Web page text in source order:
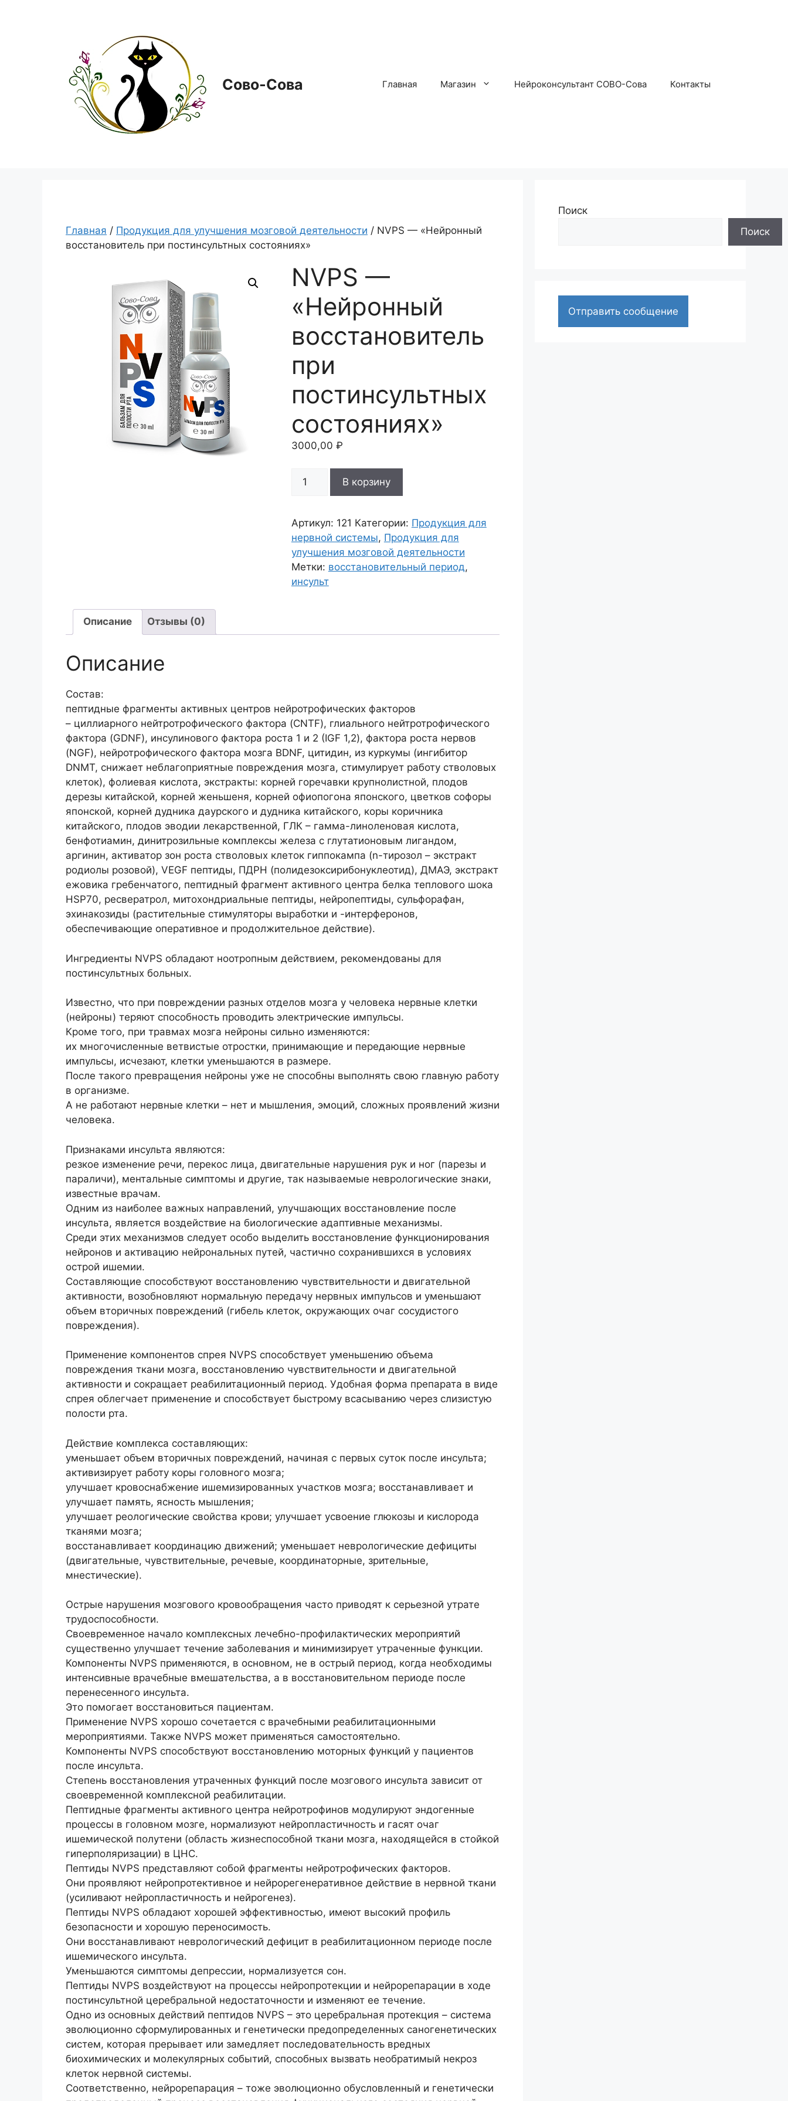
Сово-Сова Главная Магазин Нейроконсультант СОВО-Сова Контакты
Главная / Продукция для улучшения мозговой деятельности / NVPS — «Нейронный
восстановитель при постинсультных состояниях»
NVPS —
«Нейронный
восстановитель
при
постинсультных
состояниях»
3000,00 ₽
товара
—
«Нейронный
восстановитель
при
постинсультных
В корзину
e
r
n
a
:
Артикул: 121 Категории: Продукция для
нервной системы, Продукция для
улучшения мозговой деятельности
Метки: восстановительный период,
инсульт
Описание Отзывы (0)
Описание
Состав:
пептидные фрагменты активных центров нейротрофических факторов
– циллиарного нейтротрофического фактора (CNTF), глиального нейтротрофического
фактора (GDNF), инсулинового фактора роста 1 и 2 (IGF 1,2), фактора роста нервов
(NGF), нейротрофического фактора мозга BDNF, цитидин, из куркумы (ингибитор
DNMT, снижает неблагоприятные повреждения мозга, стимулирует работу стволовых
клеток), фолиевая кислота, экстракты: корней горечавки крупнолистной, плодов
дерезы китайской, корней женьшеня, корней офиопогона японского, цветков софоры
японской, корней дудника даурского и дудника китайского, коры коричника
китайского, плодов эводии лекарственной, ГЛК – гамма-линоленовая кислота,
бенфотиамин, динитрозильные комплексы железа с глутатионовым лигандом,
аргинин, активатор зон роста стволовых клеток гиппокампа (n-тирозол – экстракт
родиолы розовой), VEGF пептиды, ПДРН (полидезоксирибонуклеотид), ДМАЭ, экстракт
ежовика гребенчатого, пептидный фрагмент активного центра белка теплового шока
HSP70, ресвератрол, митохондриальные пептиды, нейропептиды, сульфорафан,
эхинакозиды (растительные стимуляторы выработки и -интерферонов,
обеспечивающие оперативное и продолжительное действие).
Ингредиенты NVPS обладают ноотропным действием, рекомендованы для
постинсультных больных.
Известно, что при повреждении разных отделов мозга у человека нервные клетки
(нейроны) теряют способность проводить электрические импульсы.
Кроме того, при травмах мозга нейроны сильно изменяются:
их многочисленные ветвистые отростки, принимающие и передающие нервные
импульсы, исчезают, клетки уменьшаются в размере.
После такого превращения нейроны уже не способны выполнять свою главную работу
в организме.
А не работают нервные клетки – нет и мышления, эмоций, сложных проявлений жизни
человека.
Признаками инсульта являются:
резкое изменение речи, перекос лица, двигательные нарушения рук и ног (парезы и
параличи), ментальные симптомы и другие, так называемые неврологические знаки,
известные врачам.
Одним из наиболее важных направлений, улучшающих восстановление после
инсульта, является воздействие на биологические адаптивные механизмы.
Среди этих механизмов следует особо выделить восстановление функционирования
нейронов и активацию нейрональных путей, частично сохранившихся в условиях
острой ишемии.
Составляющие способствуют восстановлению чувствительности и двигательной
активности, возобновляют нормальную передачу нервных импульсов и уменьшают
объем вторичных повреждений (гибель клеток, окружающих очаг сосудистого
повреждения).
Применение компонентов спрея NVPS способствует уменьшению объема
повреждения ткани мозга, восстановлению чувствительности и двигательной
активности и сокращает реабилитационный период. Удобная форма препарата в виде
спрея облегчает применение и способствует быстрому всасыванию через слизистую
полости рта.
Действие комплекса составляющих:
уменьшает объем вторичных повреждений, начиная с первых суток после инсульта;
активизирует работу коры головного мозга;
улучшает кровоснабжение ишемизированных участков мозга; восстанавливает и
улучшает память, ясность мышления;
улучшает реологические свойства крови; улучшает усвоение глюкозы и кислорода
тканями мозга;
восстанавливает координацию движений; уменьшает неврологические дефициты
(двигательные, чувствительные, речевые, координаторные, зрительные,
мнестические).
Острые нарушения мозгового кровообращения часто приводят к серьезной утрате
трудоспособности.
Своевременное начало комплексных лечебно-профилактических мероприятий
существенно улучшает течение заболевания и минимизирует утраченные функции.
Компоненты NVPS применяются, в основном, не в острый период, когда необходимы
интенсивные врачебные вмешательства, а в восстановительном периоде после
перенесенного инсульта.
Это помогает восстановиться пациентам.
Применение NVPS хорошо сочетается с врачебными реабилитационными
мероприятиями. Также NVPS может применяться самостоятельно.
Компоненты NVPS способствуют восстановлению моторных функций у пациентов
после инсульта.
Степень восстановления утраченных функций после мозгового инсульта зависит от
своевременной комплексной реабилитации.
Пептидные фрагменты активного центра нейротрофинов модулируют эндогенные
процессы в головном мозге, нормализуют нейропластичность и гасят очаг
ишемической полутени (область жизнеспособной ткани мозга, находящейся в стойкой
гиперполяризации) в ЦНС.
Пептиды NVPS представляют собой фрагменты нейротрофических факторов.
Они проявляют нейропротективное и нейрорегенеративное действие в нервной ткани
(усиливают нейропластичность и нейрогенез).
Пептиды NVPS обладают хорошей эффективностью, имеют высокий профиль
безопасности и хорошую переносимость.
Они восстанавливают неврологический дефицит в реабилитационном периоде после
ишемического инсульта.
Уменьшаются симптомы депрессии, нормализуется сон.
Пептиды NVPS воздействуют на процессы нейропротекции и нейрорепарации в ходе
постинсультной церебральной недостаточности и изменяют ее течение.
Одно из основных действий пептидов NVPS – это церебральная протекция – система
эволюционно сформулированных и генетически предопределенных саногенетических
систем, которая прерывает или замедляет последовательность вредных
биохимических и молекулярных событий, способных вызвать необратимый некроз
клеток нервной системы.
Соответственно, нейрорепарация – тоже эволюционно обусловленный и генетически
Поиск
Поиск
Отправить сообщение